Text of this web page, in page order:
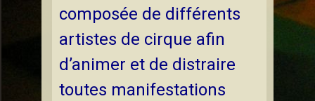
composée de différents
artistes de cirque afin
d’animer et de distraire
toutes manifestations